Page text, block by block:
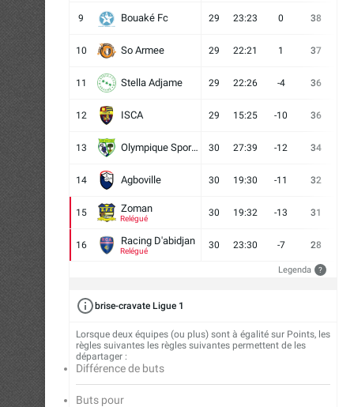
9 Bouaké Fc 29 23:23 0 38
10 So Armee 29 22:21 1 37
11 Stella Adjame 29 22:26 -4 36
12 ISCA 29 15:25 -10 36
13 Olympique Sport d'Abobo FC 30 27:39 -12 34
14 Agboville 30 19:30 -11 32
15 Zoman
Relégué
30 19:32 -13 31
16 Racing D'abidjan
Relégué
30 23:30 -7 28
Legenda ?
brise-cravate Ligue 1
Lorsque deux équipes (ou plus) sont à égalité sur Points, les
règles suivantes les règles suivantes permettent de les
départager :
Différence de buts
Buts pour